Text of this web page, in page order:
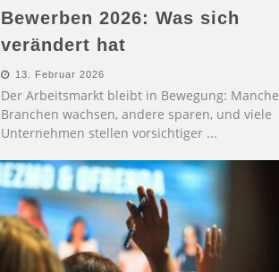
Bewerben 2026: Was sich
verändert hat
13. Februar 2026
Der Arbeitsmarkt bleibt in Bewegung: Manche
Branchen wachsen, andere sparen, und viele
Unternehmen stellen vorsichtiger ...